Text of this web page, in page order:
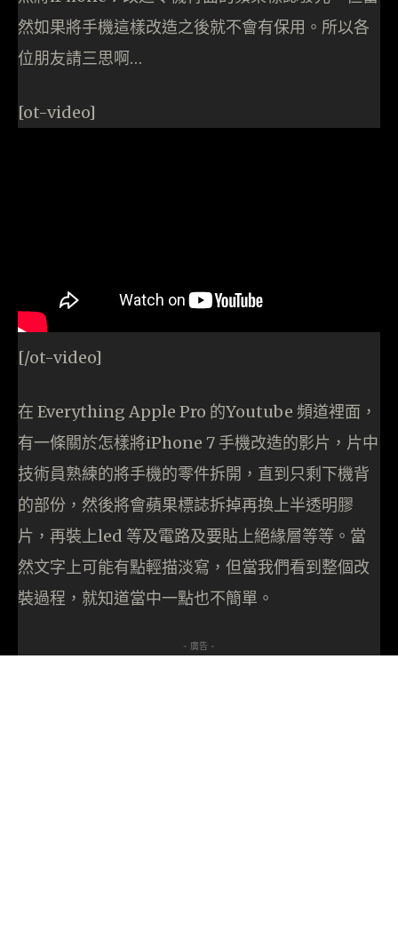
然如果將手機這樣改造之後就不會有保用。所以各
位朋友請三思啊…
[ot-video]
[/ot-video]
在 Everything Apple Pro 的Youtube 頻道裡面，
有一條關於怎樣將iPhone 7 手機改造的影片，片中
技術員熟練的將手機的零件拆開，直到只剩下機背
的部份，然後將會蘋果標誌拆掉再換上半透明膠
片，再裝上led 等及電路及要貼上絕緣層等等。當
然文字上可能有點輕描淡寫，但當我們看到整個改
裝過程，就知道當中一點也不簡單。
- 廣告 -